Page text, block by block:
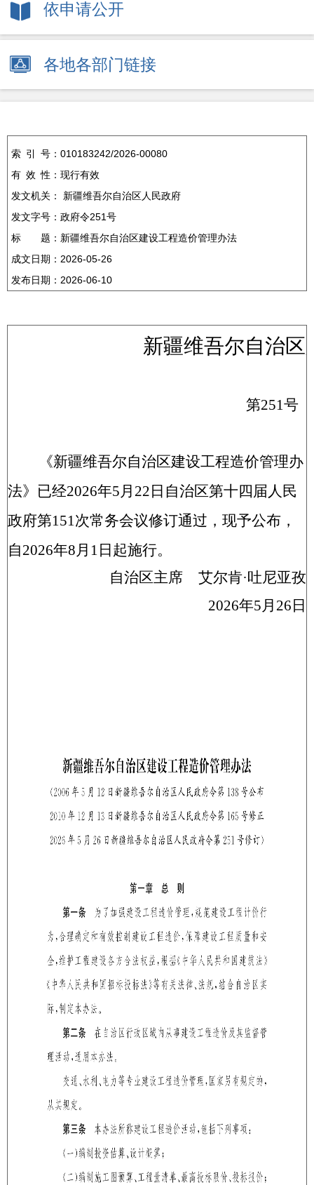
依申请公开
各地各部门链接
索 引 号： 010183242/2026-00080
有 效 性： 现行有效
发文机关：
新疆维吾尔自治区人民政府
发文字号： 政府令251号
标
题： 新疆维吾尔自治区建设工程造价管理办法
成文日期： 2026-05-26
发布日期： 2026-06-10
新疆维吾尔自治区
第251号
《新疆维吾尔自治区建设工程造价管理办
法》已经2026年5月22日自治区第十四届人民
政府第151次常务会议修订通过，现予公布，
自2026年8月1日起施行。
自治区主席
艾尔肯·吐尼亚孜
2026年5月26 日